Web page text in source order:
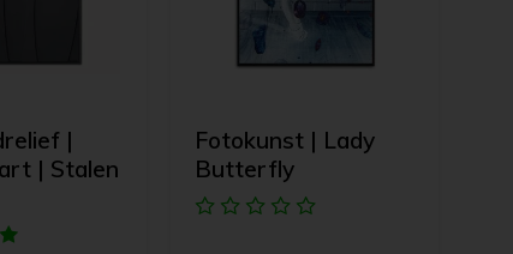
|
| Stalen
Fotokunst | Lady
Butterfly